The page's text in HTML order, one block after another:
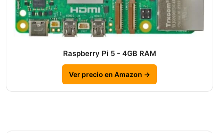
Raspberry Pi 5 - 4GB RAM
Ver precio en Amazon →